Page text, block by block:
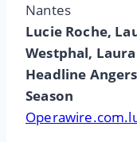
Nantes
Lucie Roche,
Westphal,
Headline
Season